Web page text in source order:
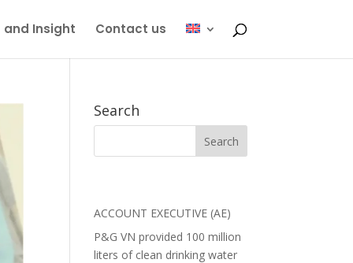
and Insight Contact us
Search
ACCOUNT EXECUTIVE (AE)
P&G VN provided 100 million
liters of clean drinking water